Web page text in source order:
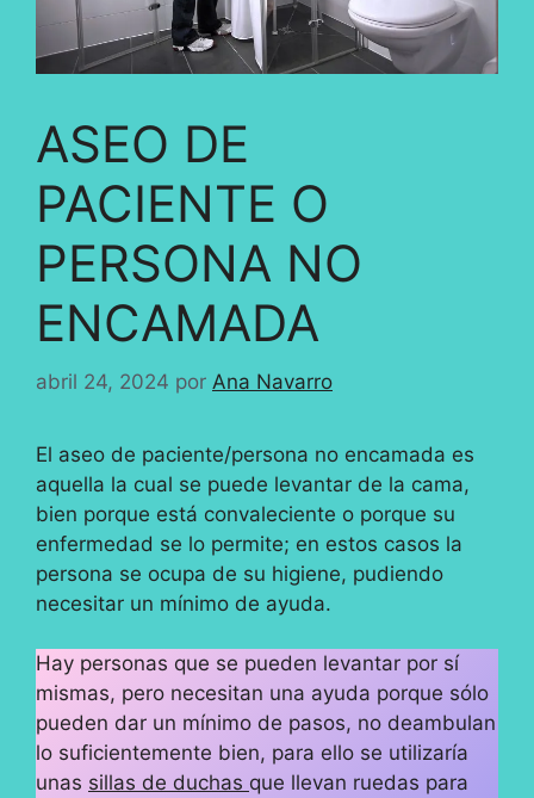
ASEO DE
PACIENTE O
PERSONA NO
ENCAMADA
abril 24, 2024 por Ana Navarro
El aseo de paciente/persona no encamada es
aquella la cual se puede levantar de la cama,
bien porque está convaleciente o porque su
enfermedad se lo permite; en estos casos la
persona se ocupa de su higiene, pudiendo
necesitar un mínimo de ayuda.
Hay personas que se pueden levantar por sí
mismas, pero necesitan una ayuda porque sólo
pueden dar un mínimo de pasos, no deambulan
lo suficientemente bien, para ello se utilizaría
unas sillas de duchas que llevan ruedas para